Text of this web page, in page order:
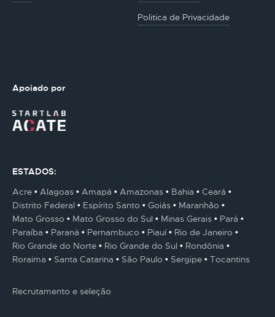
Politica de Privacidade
Apoiado por
ESTADOS:
Acre
Alagoas Amapá Amazonas Bahia
Ceará
Distrito Federal
Espírito Santo Goiás
Maranhão
Mato Grosso
Mato Grosso do Sul Minas Gerais
Pará
Paraíba
Paraná Pernambuco Piauí
Rio de Janeiro
Rio Grande do Norte
Rio Grande do Sul
Rondônia
Roraima
Santa Catarina São Paulo Sergipe Tocantins
Recrutamento e seleção